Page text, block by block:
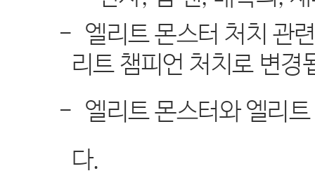
- 엘리트 몬스터 처치 관
리트 챔피언 처치로 변경
- 엘리트 몬스터와 엘리
다.